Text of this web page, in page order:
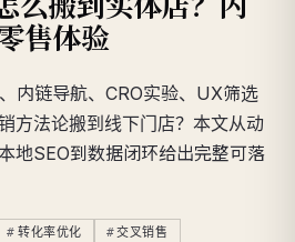
售体验
内链导航、CRO实验、UX筛选
方法论搬到线下门店？本文从动
地SEO到数据闭环给出完整可落
转化率优化 交叉销售